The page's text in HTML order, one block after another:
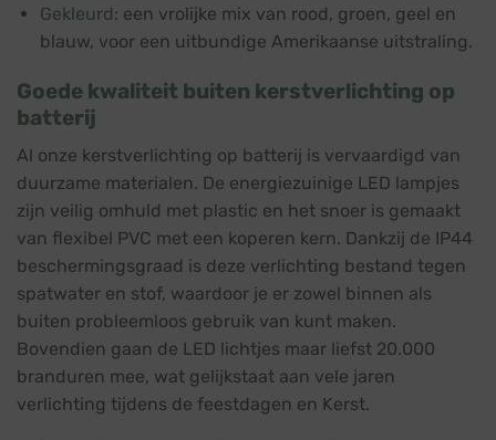
Gekleurd: een vrolijke mix van rood, groen, geel en
blauw, voor een uitbundige Amerikaanse uitstraling.
Goede kwaliteit buiten kerstverlichting op
batterij
Al onze kerstverlichting op batterij is vervaardigd van
duurzame materialen. De energiezuinige LED lampjes
zijn veilig omhuld met plastic en het snoer is gemaakt
van flexibel PVC met een koperen kern. Dankzij de IP44
beschermingsgraad is deze verlichting bestand tegen
spatwater en stof, waardoor je er zowel binnen als
buiten probleemloos gebruik van kunt maken.
Bovendien gaan de LED lichtjes maar liefst 20.000
branduren mee, wat gelijkstaat aan vele jaren
verlichting tijdens de feestdagen en Kerst.